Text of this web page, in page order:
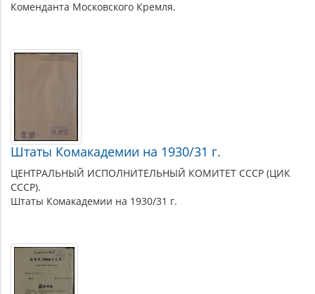
Коменданта Московского Кремля.
Штаты Комакадемии на 1930/31 г.
ЦЕНТРАЛЬНЫЙ ИСПОЛНИТЕЛЬНЫЙ КОМИТЕТ СССР (ЦИК
СССР).
Штаты Комакадемии на 1930/31 г.